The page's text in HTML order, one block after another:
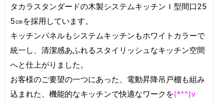
タカラスタンダードの木製システムキッチンＩ型間口25
5㎝を採用しています。
キッチンパネルもシステムキッチンもホワイトカラーで
統一し、清潔感あふれるスタイリッシュなキッチン空間
へと仕上がりました。
お客様のご要望の一つにあった、電動昇降吊戸棚も組み
込まれた、機能的なキッチンで快適なワークを(*^^)v